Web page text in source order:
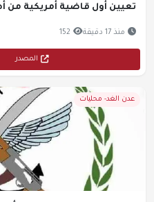
تعيين أول قاضية أمريكية
منذ 17 دقيقة 152
المصدر
عدن الغد- محليات